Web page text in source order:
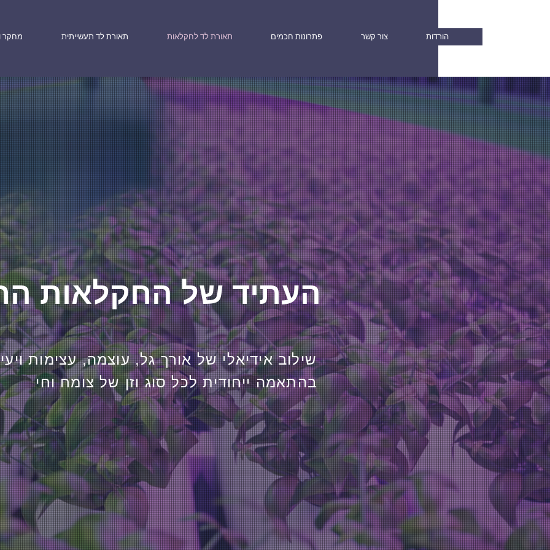
מחקר תאורת לד תעשייתית תאורת לד לחקלאות פתרונות חכמים צור קשר הורדות
העתיד של החקלאות החכמה כבר כאן
שילוב אידיאלי של אורך גל, עוצמה, עצימות
בהתאמה ייחודית לכל סוג וזן של צומח וחי